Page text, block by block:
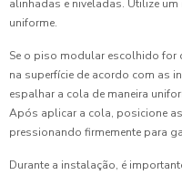
alinhadas e niveladas. Utilize um
uniforme.
Se o piso modular escolhido for
na superfície de acordo com as
espalhar a cola de maneira
Após aplicar a cola, posicione
pressionando firmemente para
Durante a instalação, é